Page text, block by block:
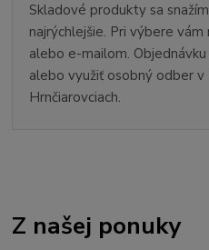
Skladové produkty sa
najrýchlejšie. Pri výbere
alebo e-mailom.
alebo využiť osobný odber v
Hrnčiarovciach.
Z našej ponuky